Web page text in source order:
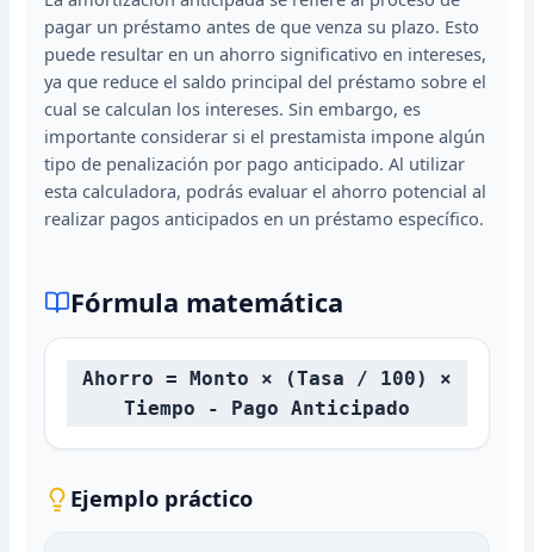
pagar un préstamo antes de que venza su plazo. Esto
puede resultar en un ahorro significativo en intereses,
ya que reduce el saldo principal del préstamo sobre el
cual se calculan los intereses. Sin embargo, es
importante considerar si el prestamista impone algún
tipo de penalización por pago anticipado. Al utilizar
esta calculadora, podrás evaluar el ahorro potencial al
realizar pagos anticipados en un préstamo específico.
Fórmula matemática
Ahorro = Monto × (Tasa / 100) ×
Tiempo - Pago Anticipado
Ejemplo práctico